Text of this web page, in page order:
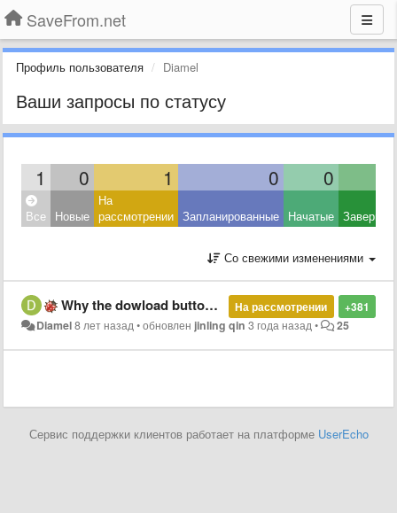
SaveFrom.net
Профиль пользователя Diamel
Ваши запросы по статусу
1 0 1 0 0
Все Новые
На
рассмотрении Запланированные Начатые
Со свежими изменениями
+381
На рассмотрении
Why the dowload button doesnt appear on the opened Youtube video
Diamel8 лет назад•обновлен jinling qin 3 года назад• 25
Сервис поддержки клиентов работает на платформе UserEcho